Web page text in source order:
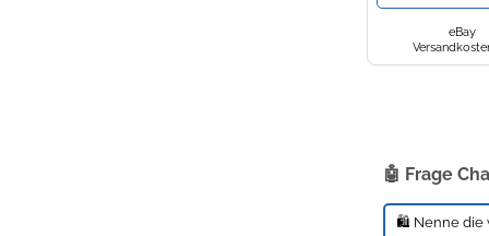
eBay
🤖 Frage
🛍️ Nenne die